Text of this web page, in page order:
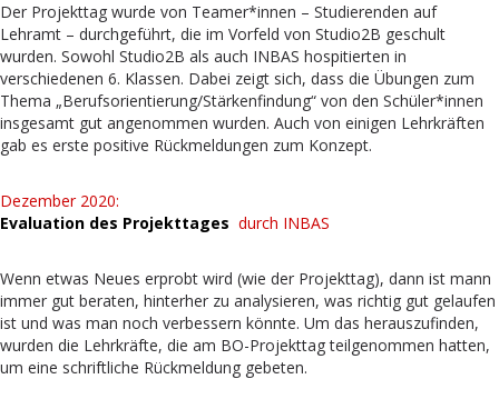
Der Projekttag wurde von Teamer*innen – Studierenden auf
Lehramt – durchgeführt, die im Vorfeld von Studio2B geschult
wurden. Sowohl Studio2B als auch INBAS hospitierten in
verschiedenen 6. Klassen. Dabei zeigt sich, dass die Übungen zum
Thema „Berufsorientierung/Stärkenfindung“ von den Schüler*innen
insgesamt gut angenommen wurden. Auch von einigen Lehrkräften
gab es erste positive Rückmeldungen zum Konzept.
Dezember 2020:
Evaluation des Projekttages durch INBAS
Wenn etwas Neues erprobt wird (wie der Projekttag), dann ist mann
immer gut beraten, hinterher zu analysieren, was richtig gut gelaufen
ist und was man noch verbessern könnte. Um das herauszufinden,
wurden die Lehrkräfte, die am BO-Projekttag teilgenommen hatten,
um eine schriftliche Rückmeldung gebeten.